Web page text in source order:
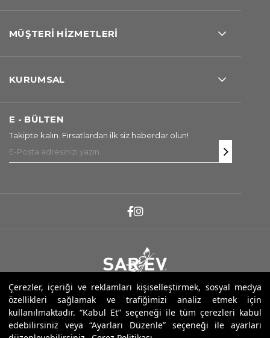
Çerezler, içeriği ve reklamları kişiselleştirmek, sosyal medya
özellikleri sağlamak ve trafiğimizi analiz etmek için
kullanılmaktadır. “Kabul Et” seçeneği ile tüm çerezleri kabul
edebilirsiniz veya “Ayarları Düzenle” seçeneği ile ayarları
MÜŞTERİ HİZMETLERİ
KURUMSAL
E - BÜLTEN
Takipte kalın. Fırsatlardan ilk siz haberdar olun!
Copyright ® 2025 Sarev. Tüm Hakları Saklıdır.